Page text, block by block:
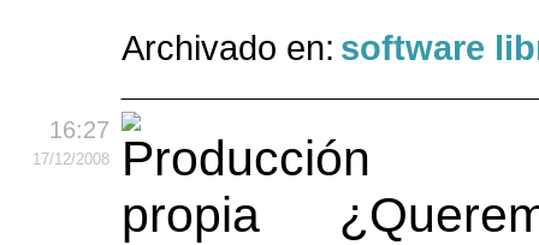
Archivado en: software
16:27
17/12/2008